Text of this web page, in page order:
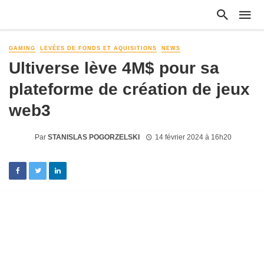
GAMING LEVÉES DE FONDS ET AQUISITIONS NEWS
Ultiverse lève 4M$ pour sa
plateforme de création de jeux
web3
Par STANISLAS POGORZELSKI 14 février 2024 à 16h20